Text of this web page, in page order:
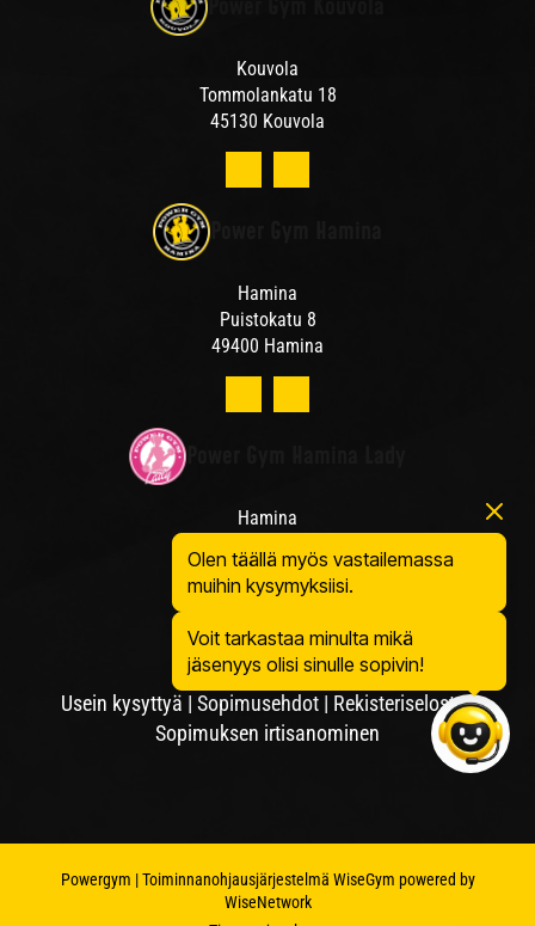
Olen täällä myös vastailemassa
muihin kysymyksiisi.
Voit tarkastaa minulta mikä
jäsenyys olisi sinulle sopivin!
Kouvola
Tommolankatu 18
45130 Kouvola
Hamina
Puistokatu 8
49400 Hamina
Hamina
49400 Hamina
Usein kysyttyä | Sopimusehdot | Rekisteriseloste|
Sopimuksen irtisanominen
Powergym | Toiminnanohjausjärjestelmä WiseGym powered by
WiseNetwork